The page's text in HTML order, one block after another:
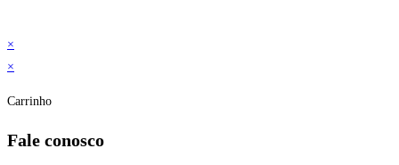
×
×
Carrinho
Fale conosco